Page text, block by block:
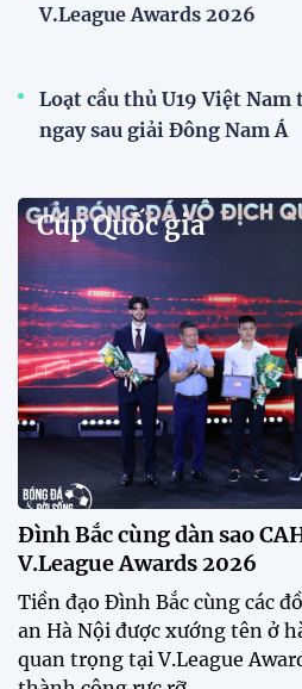
tập để theo dõi sao nhập
Buổi tập của tuyển Việt Nam
ngờ thu hút sự chú ý của
khi một phóng viên có mặt
dõi màn thể hiện của các
Đình Bắc cùng dàn sao
V.League Awards 2026
Festival bóng đá nữ trẻ
Đồng Tháp
Bóng đá Việt Nam nhận
AFC